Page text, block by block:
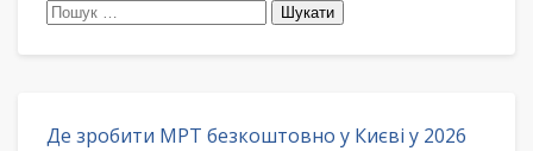
Пошук:
Де зробити МРТ безкоштовно у Києві у 2026